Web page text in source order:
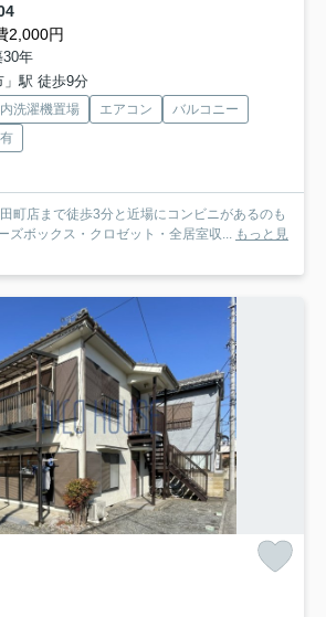
2,000円
年
」駅 徒歩9分
洗濯機置場 エアコン
バルコニー
町店まで徒歩3分と近場にコンビニがあるのも
ズボックス・クロゼット・全居室収... もっと見